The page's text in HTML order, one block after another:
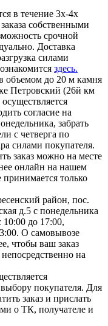
в течение 3х-4х
собственными
срочной
Доставка
силами
здесь.
объемом до 20 м камня
Петровский (26й км
согласие на
забрать
с четверга по
силами покупателя.
заказ можно на месте
онлайн на нашем
принимается только
район, пос.
д.5 с понедельника
10:00 до 17:00,
О самовывозе
чтобы ваш заказ
на
покупателя. Для
заказ и прислать
о ТК, получателе и